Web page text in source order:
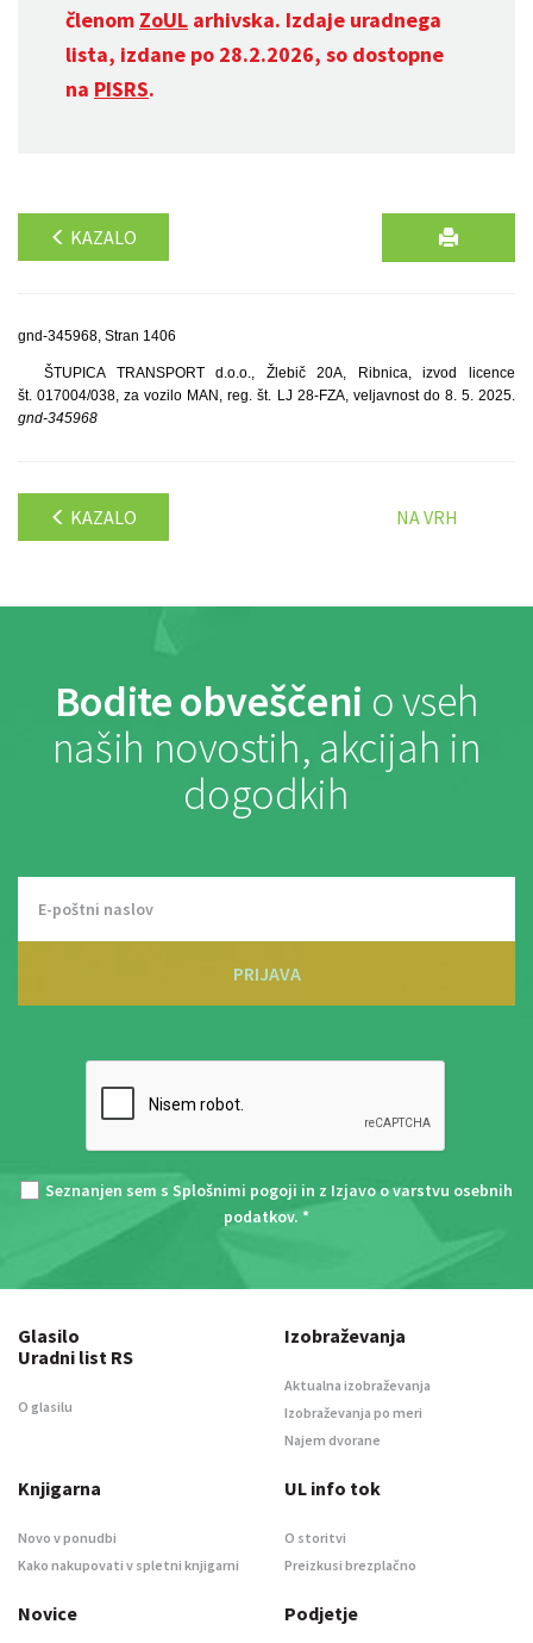
členom ZoUL arhivska. Izdaje uradnega
lista, izdane po 28.2.2026, so dostopne
na PISRS.
KAZALO
gnd-345968, Stran 1406
ŠTUPICA TRANSPORT d.o.o., Žlebič 20A, Ribnica, izvod licence
št. 017004/038, za vozilo MAN, reg. št. LJ 28-FZA, veljavnost do 8. 5. 2025.
gnd-345968
KAZALO NA VRH
Bodite obveščeni o vseh
naših novostih, akcijah in
dogodkih
PRIJAVA
Seznanjen sem s Splošnimi pogoji in z Izjavo o varstvu osebnih
podatkov. *
Glasilo
Uradni list RS
O glasilu
Izobraževanja
Aktualna izobraževanja
Izobraževanja po meri
Najem dvorane
Knjigarna
Novo v ponudbi
Kako nakupovati v spletni knjigarni
UL info tok
O storitvi
Preizkusi brezplačno
Novice Podjetje